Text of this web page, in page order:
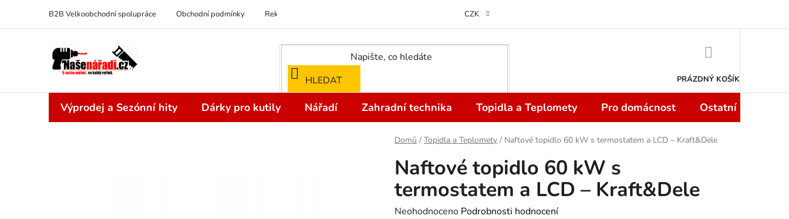
obsah
B2B Velkoobchodní spolupráce Obchodní podmínky Reklamace Odstoupení od kupní smlouvy do 14 dní
CZK
HLEDAT PRÁZDNÝ KOŠÍK
Výprodej a Sezónní hity Dárky pro kutily Nářadí Zahradní technika Topidla a Teplomety Pro domácnost Ostatní
Domů / Topidla a Teplomety / Naftové topidlo 60 kW s termostatem a LCD – Kraft&Dele
Naftové topidlo 60 kW s
termostatem a LCD – Kraft&Dele
Průměrné
Neohodnoceno Podrobnosti hodnocení